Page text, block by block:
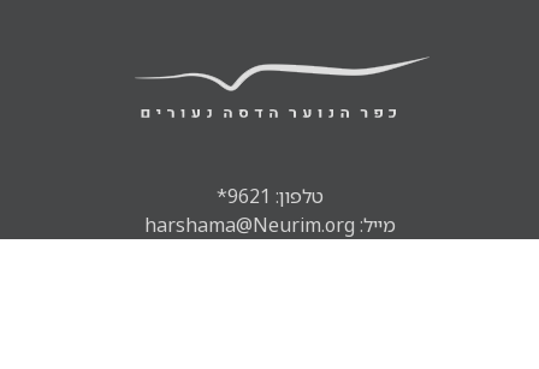
טלפון: 9621*
מייל: harshama@Neurim.org